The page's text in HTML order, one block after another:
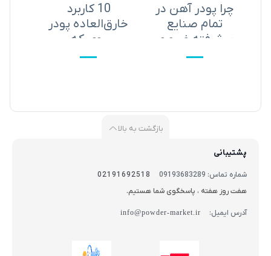
چرا پودر آهن در
تمام صنایع
پیشرفته ضروری
است؟
10 کاربرد
خارق‌العاده پودر
روی که
نمی‌دانستید!
بازگشت به بالا
پشتیبانی
شماره تماس: 09193683289
02191692518
هفت روز هفته ، پاسخگوی شما هستیم.
آدرس ایمیل: info@powder-market.ir